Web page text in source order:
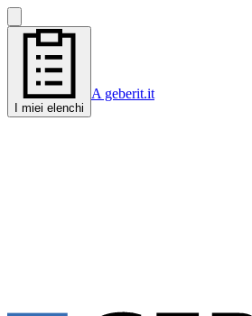
I miei elenchi
A geberit.it